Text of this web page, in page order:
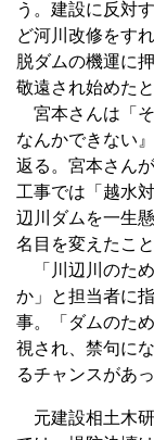
う。建設に反対
ど河川改修をす
脱ダムの機運に
敬遠され始めたと
宮本さんは「
なんかできない
返る。宮本さん
工事では「越水
辺川ダムを一生
名目を変えたこ
「川辺川のた
か」と担当者に
事。「ダムのた
視され、禁句に
るチャンスがあ
元建設相土木